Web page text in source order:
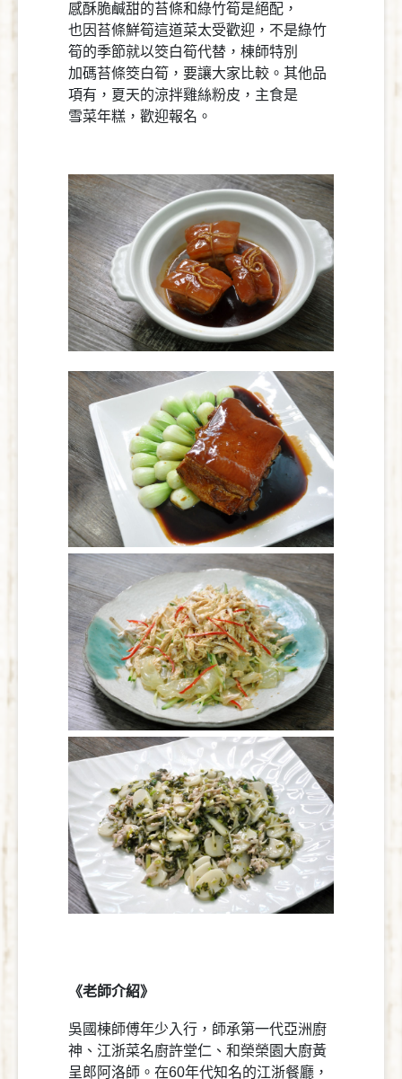
感酥脆鹹甜的苔條和綠竹筍是絕配，
也因苔條鮮筍這道菜太受歡迎，不是綠竹
筍的季節就以筊白筍代替，棟師特別
加碼苔條筊白筍，要讓大家比較。其他品
項有，夏天的涼拌雞絲粉皮，主食是
雪菜年糕，歡迎報名。
《老師介紹》
吳國棟師傅年少入行，師承第一代亞洲廚
神、江浙菜名廚許堂仁、和榮榮園大廚黃
呈郎阿洛師。在60年代知名的江浙餐廳，